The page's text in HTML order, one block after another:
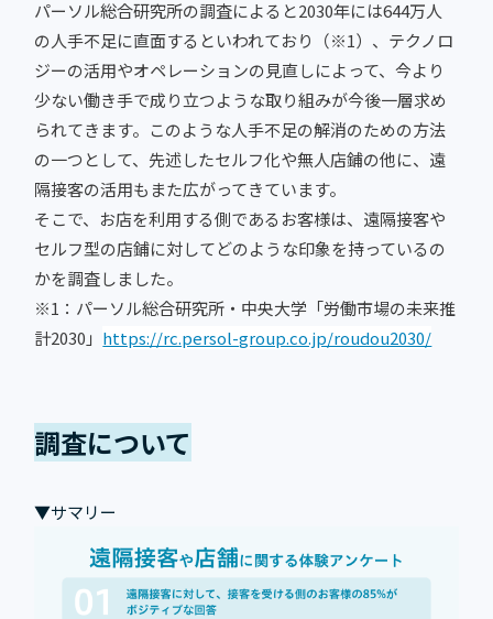
パーソル総合研究所の調査によると2030年には644万人
の人手不足に直面するといわれており（※1）、テクノロ
ジーの活用やオペレーションの見直しによって、今より
少ない働き手で成り立つような取り組みが今後一層求め
られてきます。このような人手不足の解消のための方法
の一つとして、先述したセルフ化や無人店鋪の他に、遠
隔接客の活用もまた広がってきています。
そこで、お店を利用する側であるお客様は、遠隔接客や
セルフ型の店鋪に対してどのような印象を持っているの
かを調査しました。
※1：パーソル総合研究所・中央大学「労働市場の未来推
計2030」 https://rc.persol-group.co.jp/roudou2030/
調査について
▼サマリー